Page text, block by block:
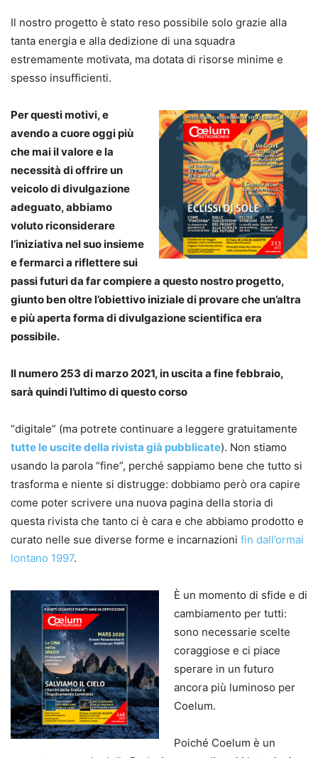
Il nostro progetto è stato reso possibile solo grazie alla
tanta energia e alla dedizione di una squadra
estremamente motivata, ma dotata di risorse minime e
spesso insufficienti.
Per questi motivi, e
avendo a cuore oggi più
che mai il valore e la
necessità di offrire un
veicolo di divulgazione
adeguato, abbiamo
voluto riconsiderare
l’iniziativa nel suo insieme
e fermarci a riflettere sui
passi futuri da far compiere a questo nostro progetto,
giunto ben oltre l’obiettivo iniziale di provare che un’altra
e più aperta forma di divulgazione scientifica era
possibile.
Il numero 253 di marzo 2021, in uscita a fine febbraio,
sarà quindi l’ultimo di questo corso
“digitale” (ma potrete continuare a leggere gratuitamente
tutte le uscite della rivista già pubblicate). Non stiamo
usando la parola “fine”, perché sappiamo bene che tutto si
trasforma e niente si distrugge: dobbiamo però ora capire
come poter scrivere una nuova pagina della storia di
questa rivista che tanto ci è cara e che abbiamo prodotto e
curato nelle sue diverse forme e incarnazioni fin dall’ormai
lontano 1997.
È un momento di sfide e di
cambiamento per tutti:
sono necessarie scelte
coraggiose e ci piace
sperare in un futuro
ancora più luminoso per
Coelum.
Poiché Coelum è un